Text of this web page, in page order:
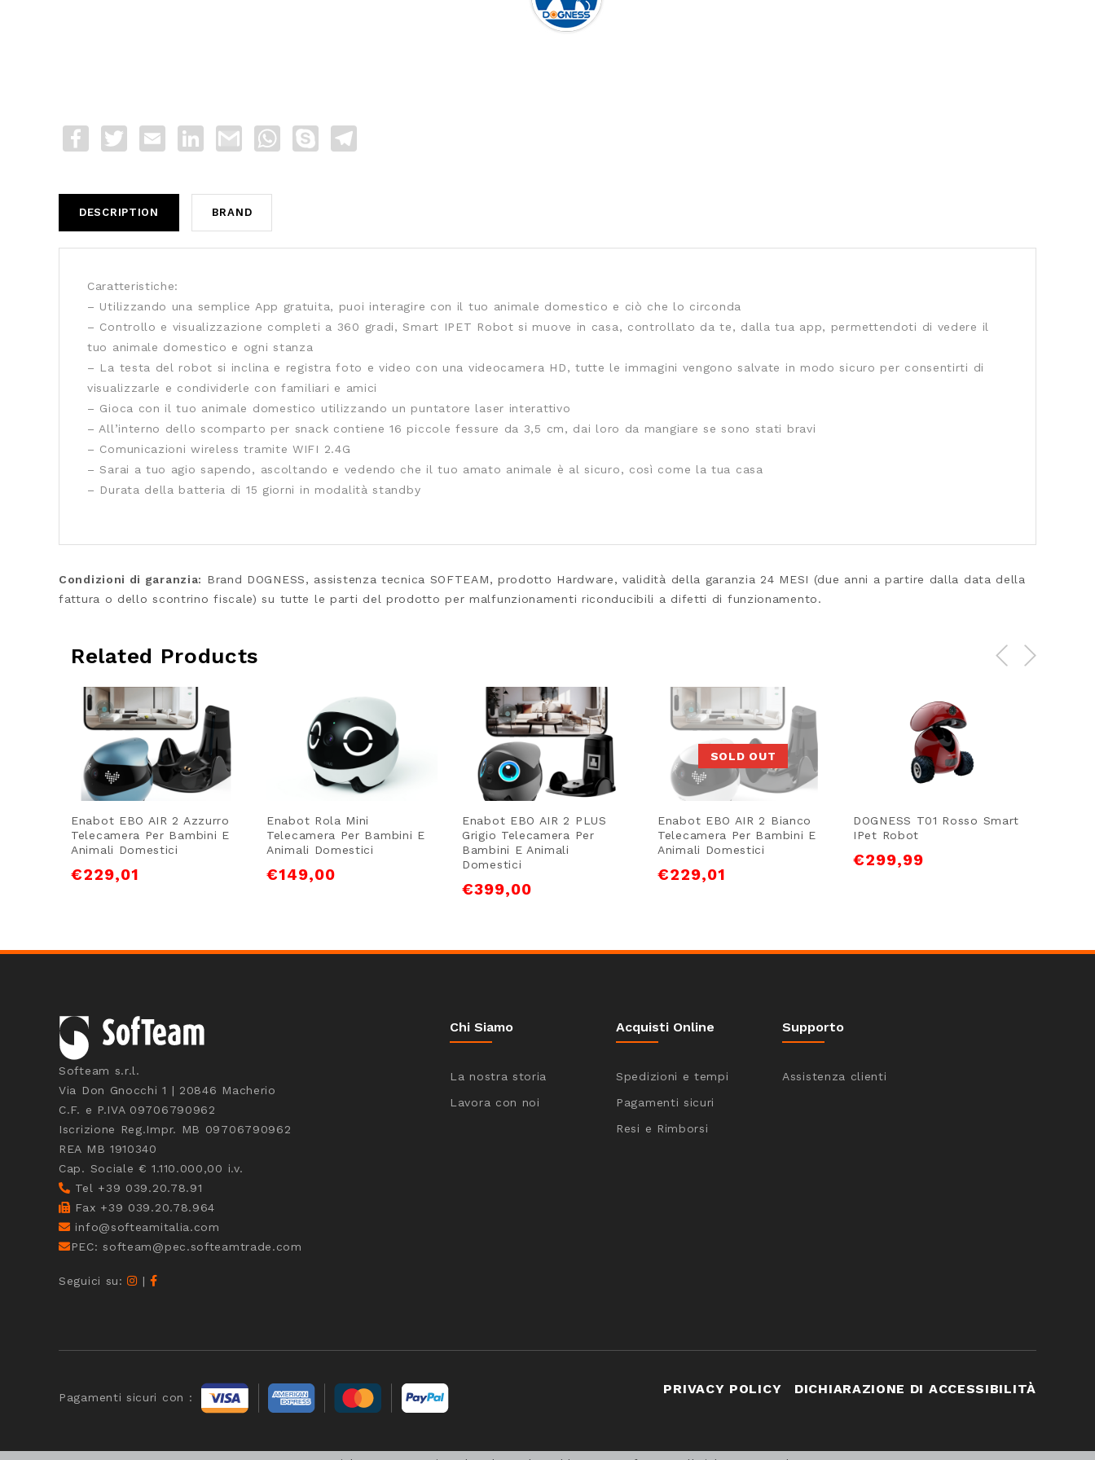
FacebookTwitter Email LinkedInGmail WhatsApp
Skype
DESCRIPTION BRAND
Caratteristiche:
– Utilizzando una semplice App gratuita, puoi interagire con il tuo animale domestico e ciò che lo circonda
– Controllo e visualizzazione completi a 360 gradi, Smart IPET Robot si muove in casa, controllato da te, dalla tua app, permettendoti di vedere il
tuo animale domestico e ogni stanza
– La testa del robot si inclina e registra foto e video con una videocamera HD, tutte le immagini vengono salvate in modo sicuro per consentirti di
visualizzarle e condividerle con familiari e amici
– Gioca con il tuo animale domestico utilizzando un puntatore laser interattivo
– All’interno dello scomparto per snack contiene 16 piccole fessure da 3,5 cm, dai loro da mangiare se sono stati bravi
– Comunicazioni wireless tramite WIFI 2.4G
– Sarai a tuo agio sapendo, ascoltando e vedendo che il tuo amato animale è al sicuro, così come la tua casa
– Durata della batteria di 15 giorni in modalità standby
Condizioni di garanzia: Brand DOGNESS, assistenza tecnica SOFTEAM, prodotto Hardware, validità della garanzia 24 MESI (due anni a partire dalla data della
fattura o dello scontrino fiscale) su tutte le parti del prodotto per malfunzionamenti riconducibili a difetti di funzionamento.
Related Products
Enabot EBO AIR 2 Azzurro
Telecamera Per Bambini E
Animali Domestici
€229,01
Enabot Rola Mini
Telecamera Per Bambini E
Animali Domestici
€149,00
Enabot EBO AIR 2 PLUS
Grigio Telecamera Per
Bambini E Animali
Domestici
€399,00
SOLD OUT
Enabot EBO AIR 2 Bianco
Telecamera Per Bambini E
Animali Domestici
€229,01
DOGNESS T01 Rosso Smart
IPet Robot
€299,99
Softeam s.r.l.
Via Don Gnocchi 1 | 20846 Macherio
C.F. e P.IVA 09706790962
Iscrizione Reg.Impr. MB 09706790962
REA MB 1910340
Cap. Sociale € 1.110.000,00 i.v.
Tel +39 039.20.78.91
Fax +39 039.20.78.964
info@softeamitalia.com
PEC: softeam@pec.softeamtrade.com
Seguici su: |
Chi Siamo
La nostra storia
Lavora con noi
Acquisti Online
Spedizioni e tempi
Pagamenti sicuri
Resi e Rimborsi
Supporto
Assistenza clienti
Pagamenti sicuri con :
PRIVACY POLICY DICHIARAZIONE DI ACCESSIBILITÀ